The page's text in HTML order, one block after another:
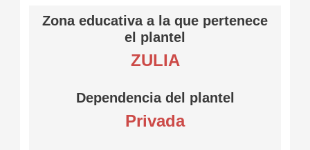
Zona educativa a la que pertenece
el plantel
ZULIA
Dependencia del plantel
Privada